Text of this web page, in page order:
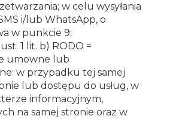
w celu wysyłania
i/lub WhatsApp, o
w punkcie 9;
1 lit. b) RODO =
umowne lub
w przypadku tej samej
lub dostępu do usług, w
informacyjnym,
na samej stronie oraz w